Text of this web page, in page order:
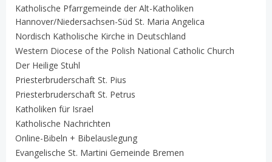
Katholische Pfarrgemeinde der Alt-Katholiken
Hannover/Niedersachsen-Süd St. Maria Angelica
Nordisch Katholische Kirche in Deutschland
Western Diocese of the Polish National Catholic Church
Der Heilige Stuhl
Priesterbruderschaft St. Pius
Priesterbruderschaft St. Petrus
Katholiken für Israel
Katholische Nachrichten
Online-Bibeln + Bibelauslegung
Evangelische St. Martini Gemeinde Bremen